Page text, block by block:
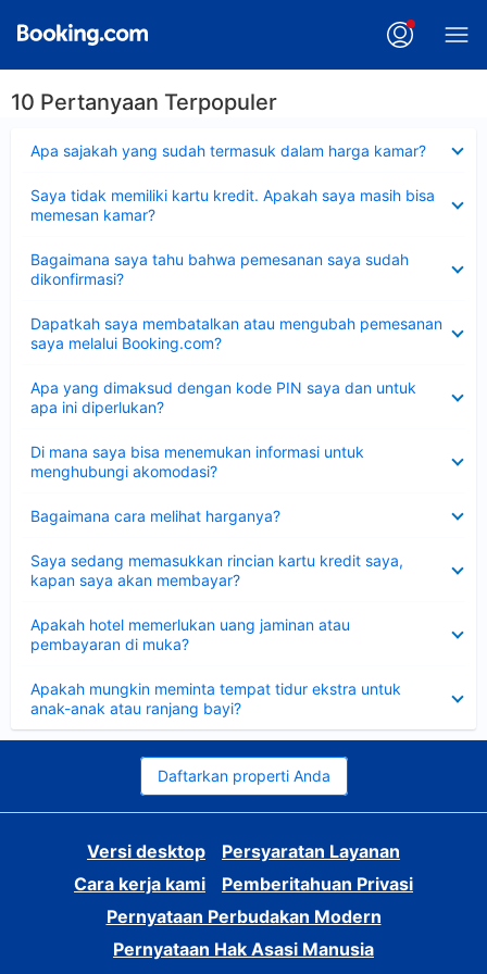
10 Pertanyaan Terpopuler
Apa sajakah yang sudah termasuk dalam harga kamar?
Saya tidak memiliki kartu kredit. Apakah saya masih bisa
memesan kamar?
Bagaimana saya tahu bahwa pemesanan saya sudah
dikonfirmasi?
Dapatkah saya membatalkan atau mengubah pemesanan
saya melalui Booking.com?
Apa yang dimaksud dengan kode PIN saya dan untuk
apa ini diperlukan?
Di mana saya bisa menemukan informasi untuk
menghubungi akomodasi?
Bagaimana cara melihat harganya?
Saya sedang memasukkan rincian kartu kredit saya,
kapan saya akan membayar?
Apakah hotel memerlukan uang jaminan atau
pembayaran di muka?
Apakah mungkin meminta tempat tidur ekstra untuk
anak-anak atau ranjang bayi?
Daftarkan properti Anda
Versi desktop
Persyaratan Layanan
Cara kerja kami
Pemberitahuan Privasi
Pernyataan Perbudakan Modern
Pernyataan Hak Asasi Manusia